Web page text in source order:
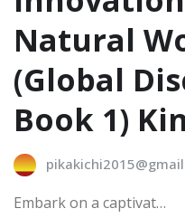
Natural
(Global
Book 1)
Embark on a captivat…